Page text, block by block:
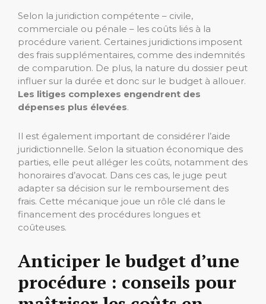
Selon la juridiction compétente – civile,
commerciale ou pénale – les coûts liés à la
procédure varient. Certaines juridictions imposent
des frais supplémentaires, comme des indemnités
de comparution. De plus, la nature du dossier peut
influer sur la durée et donc sur le budget à allouer.
Les litiges complexes engendrent des
dépenses plus élevées.
Il est également important de considérer l’aide
juridictionnelle. Selon la situation économique des
parties, elle peut alléger les coûts, notamment des
honoraires d’avocat. Dans ces cas, le juge peut
adapter sa décision sur le remboursement des
frais. Cette mécanique joue un rôle clé dans le
financement des procédures longues et
coûteuses.
Anticiper le budget d’une
procédure : conseils pour